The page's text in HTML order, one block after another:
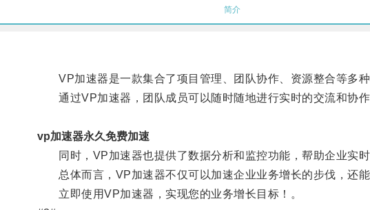
简介
VP加速器是一款集合了项目管理、团队协作、资源整合等多种
通过VP加速器，团队成员可以随时随地进行实时的交流和协作
vp加速器永久免费加速
同时，VP加速器也提供了数据分析和监控功能，帮助企业实时
总体而言，VP加速器不仅可以加速企业业务增长的步伐，还能
立即使用VP加速器，实现您的业务增长目标！。